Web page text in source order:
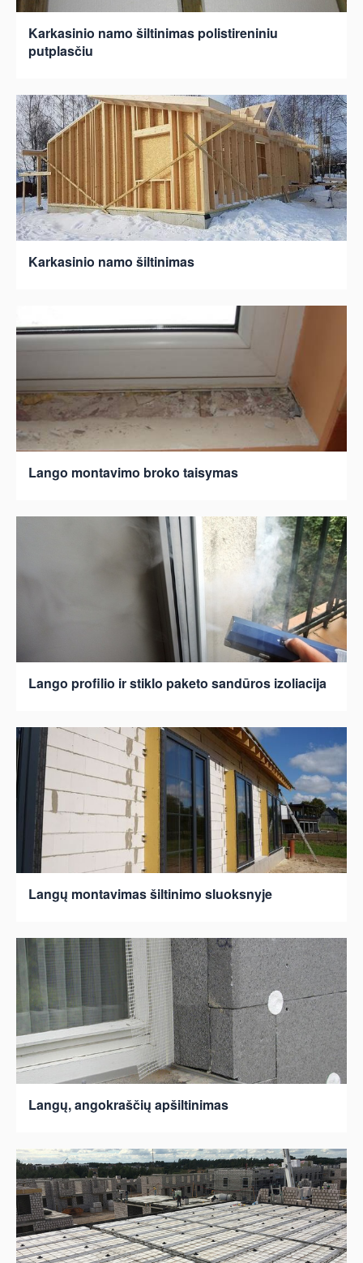
Karkasinio namo šiltinimas polistireniniu
putplasčiu
Karkasinio namo šiltinimas
Lango montavimo broko taisymas
Lango profilio ir stiklo paketo sandūros izoliacija
Langų montavimas šiltinimo sluoksnyje
Langų, angokraščių apšiltinimas